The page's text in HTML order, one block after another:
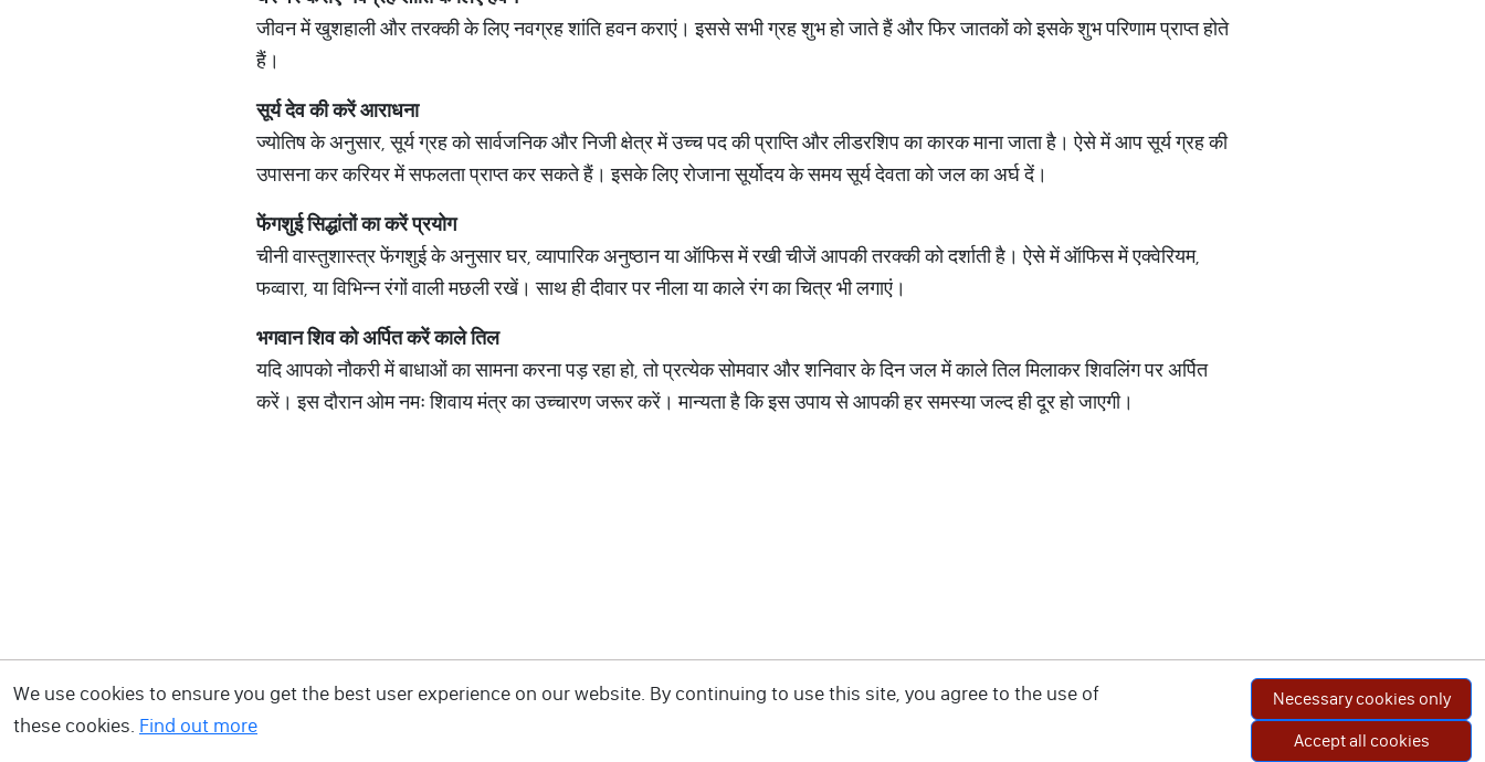
जीवन में खुशहाली और तरक्की के लिए नवग्रह शांति हवन कराएं। इससे सभी ग्रह शुभ हो जाते हैं और फिर जातकों को इसके शुभ परिणाम प्राप्त होते
हैं।
सूर्य देव की करें आराधना
ज्योतिष के अनुसार, सूर्य ग्रह को सार्वजनिक और निजी क्षेत्र में उच्च पद की प्राप्ति और लीडरशिप का कारक माना जाता है। ऐसे में आप सूर्य ग्रह की
उपासना कर करियर में सफलता प्राप्त कर सकते हैं। इसके लिए रोजाना सूर्योदय के समय सूर्य देवता को जल का अर्घ दें।
फेंगशुई सिद्धांतों का करें प्रयोग
चीनी वास्तुशास्त्र फेंगशुई के अनुसार घर, व्यापारिक अनुष्ठान या ऑफिस में रखी चीजें आपकी तरक्की को दर्शाती है। ऐसे में ऑफिस में एक्वेरियम,
फव्वारा, या विभिन्न रंगों वाली मछली रखें। साथ ही दीवार पर नीला या काले रंग का चित्र भी लगाएं।
भगवान शिव को अर्पित करें काले तिल
यदि आपको नौकरी में बाधाओं का सामना करना पड़ रहा हो, तो प्रत्येक सोमवार और शनिवार के दिन जल में काले तिल मिलाकर शिवलिंग पर अर्पित
करें। इस दौरान ओम नमः शिवाय मंत्र का उच्चारण जरूर करें। मान्यता है कि इस उपाय से आपकी हर समस्या जल्द ही दूर हो जाएगी।
We use cookies to ensure you get the best user experience on our website. By continuing to use this site, you agree to the use of
these cookies. Find out more
Necessary cookies only
Accept all cookies